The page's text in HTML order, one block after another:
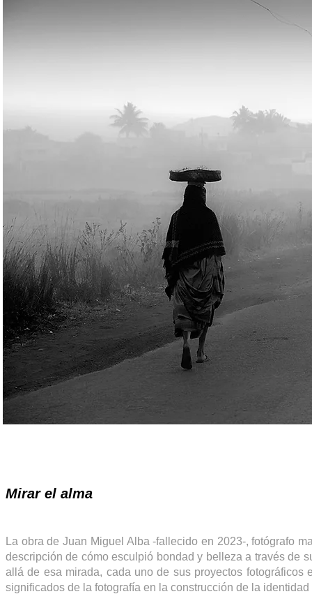
Mirar el alma
La obra de Juan Miguel Alba -fallecido en 2023-, fotógrafo
descripción de cómo esculpió bondad y belleza a través de
allá de esa mirada, cada uno de sus proyectos
significados de la fotografía en la construcción de la